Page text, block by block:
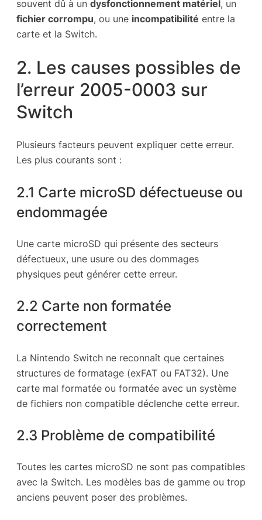
souvent dû à un dysfonctionnement matériel, un
fichier corrompu, ou une incompatibilité entre la
carte et la Switch.
2. Les causes possibles de
l’erreur 2005-0003 sur
Switch
Plusieurs facteurs peuvent expliquer cette erreur.
Les plus courants sont :
2.1 Carte microSD défectueuse ou
endommagée
Une carte microSD qui présente des secteurs
défectueux, une usure ou des dommages
physiques peut générer cette erreur.
2.2 Carte non formatée
correctement
La Nintendo Switch ne reconnaît que certaines
structures de formatage (exFAT ou FAT32). Une
carte mal formatée ou formatée avec un système
de fichiers non compatible déclenche cette erreur.
2.3 Problème de compatibilité
Toutes les cartes microSD ne sont pas compatibles
avec la Switch. Les modèles bas de gamme ou trop
anciens peuvent poser des problèmes.